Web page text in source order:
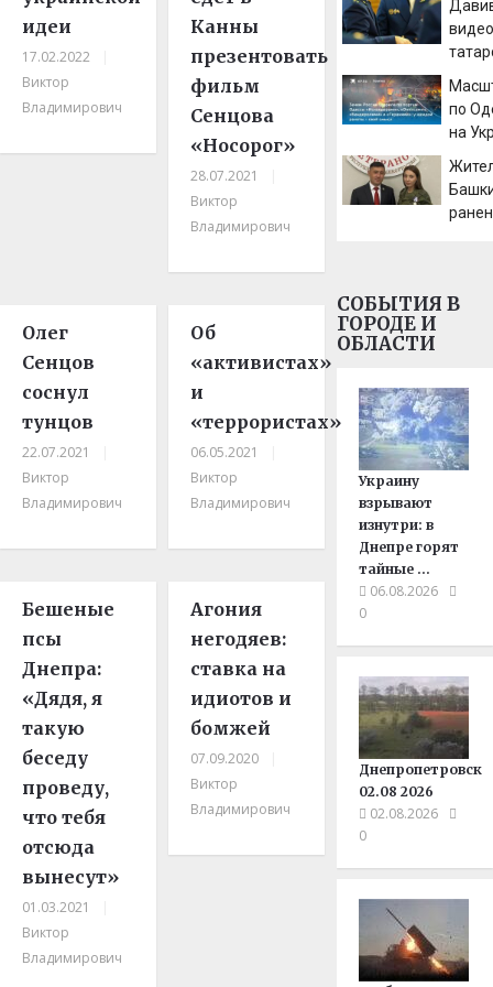
идеи
17.02.2022
Виктор
Владимирович
Канны
презентовать
фильм
Сенцова
«Носорог»
28.07.2021
Виктор
Владимирович
Олег
Сенцов
соснул
тунцов
22.07.2021
Виктор
Владимирович
Об
«активистах»
и
«террористах»
06.05.2021
Виктор
Владимирович
Бешеные
псы
Днепра:
«Дядя, я
такую
беседу
проведу,
что тебя
отсюда
вынесут»
01.03.2021
Виктор
Владимирович
Агония
негодяев:
ставка на
идиотов и
бомжей
07.09.2020
Виктор
Владимирович
его
–
по
на
СОБЫТИЯ В
ГОРОДЕ И
ОБЛАСТИ
Украину
взрывают
изнутри: в
Днепре горят
тайные …
06.08.2026
0
Днепропетровск
02.08 2026
02.08.2026
0